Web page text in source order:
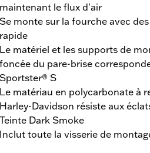
maintenant le flux d'air
Se monte sur la fourche avec
rapide
Le matériel et les supports de
foncée du pare-brise
Sportster® S
Le matériau en polycarbonate à
Harley-Davidson résiste aux
Teinte Dark Smoke
Inclut toute la visserie de